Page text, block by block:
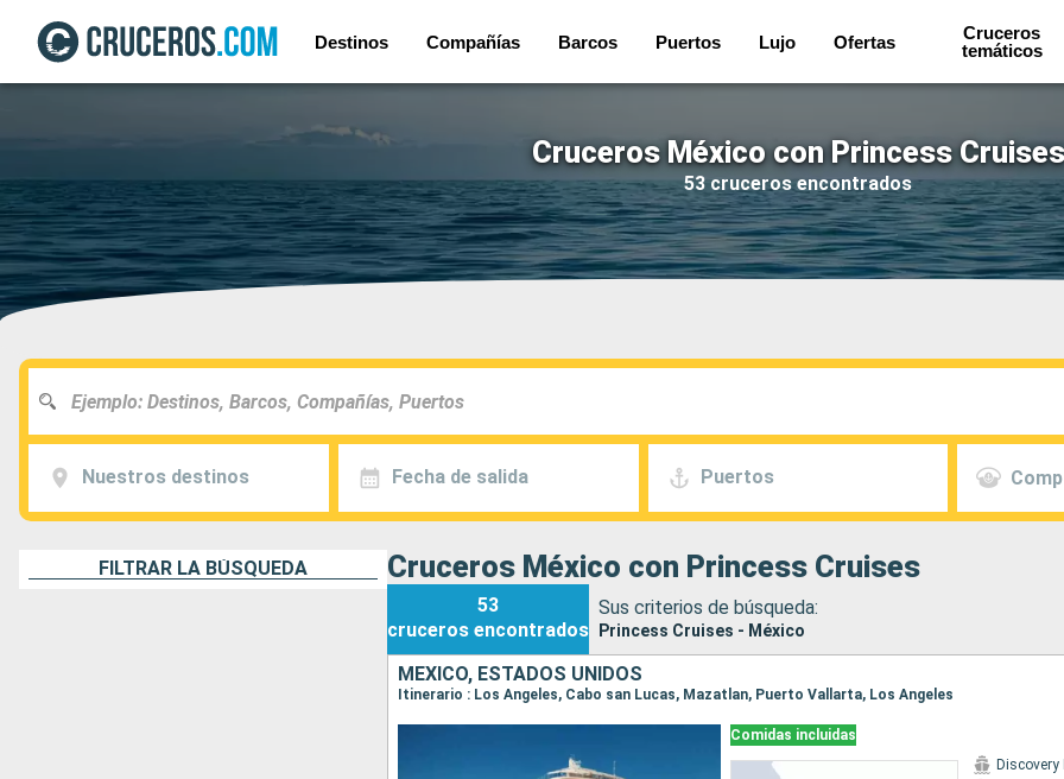
Destinos Compañías Barcos Puertos Lujo Ofertas
Cruceros
temáticos
Cruceros México con Princess Cruises
53 cruceros encontrados
Nuestros destinos Fecha de salida Puertos
FILTRAR LA BÚSQUEDA Cruceros México con Princess Cruises
53
cruceros encontrados
Sus criterios de búsqueda:
Princess Cruises - México
MÉXICO, ESTADOS UNIDOS
Itinerario : Los Angeles, Cabo san Lucas, Mazatlan, Puerto Vallarta, Los Angeles
Comidas incluidas